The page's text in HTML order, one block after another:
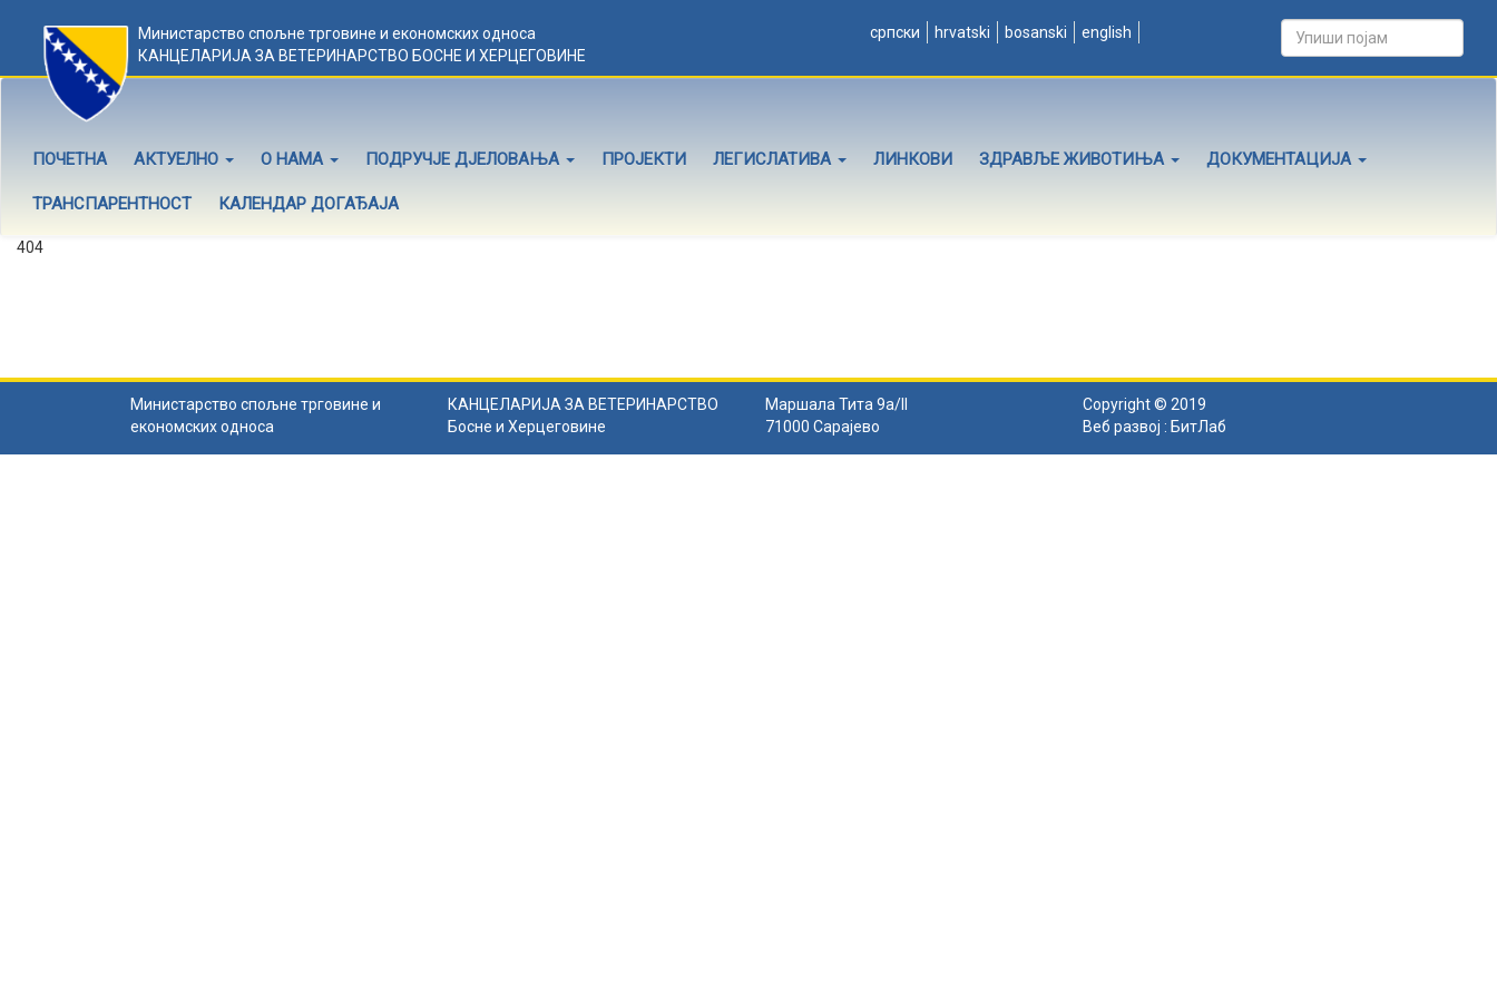
Министарство спољне трговине и економских односа
КАНЦЕЛАРИЈА ЗА ВЕТЕРИНАРСТВО БОСНЕ И ХЕРЦЕГОВИНЕ
српски hrvatski bosanski english
ПОЧЕТНА АКТУЕЛНО О НАМА ПОДРУЧЈЕ ДЈЕЛОВАЊА ПРОЈЕКТИ ЛЕГИСЛАТИВА ЛИНКОВИ ЗДРАВЉЕ ЖИВОТИЊА ДОКУМЕНТАЦИЈА
ТРАНСПАРЕНТНОСТ КАЛЕНДАР ДОГАЂАЈА
404
Министарство спољне трговине и
економских односа
КАНЦЕЛАРИЈА ЗА ВЕТЕРИНАРСТВО
Босне и Херцеговине
Маршала Тита 9а/II
71000 Сарајево
Copyright © 2019
Веб развој : БитЛаб